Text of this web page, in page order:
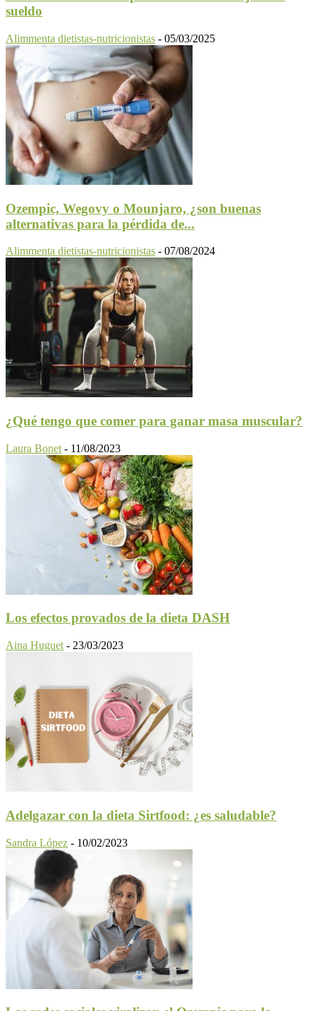
sueldo
Alimmenta dietistas-nutricionistas - 05/03/2025
Ozempic, Wegovy o Mounjaro, ¿son buenas
alternativas para la pérdida de...
Alimmenta dietistas-nutricionistas - 07/08/2024
¿Qué tengo que comer para ganar masa muscular?
Laura Bonet - 11/08/2023
Los efectos provados de la dieta DASH
Aina Huguet - 23/03/2023
Adelgazar con la dieta Sirtfood: ¿es saludable?
Sandra López - 10/02/2023